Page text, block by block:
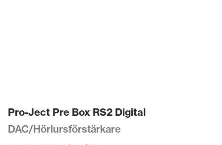
Pro-Ject Pre Box RS2 Digital
DAC/Hörlursförstärkare